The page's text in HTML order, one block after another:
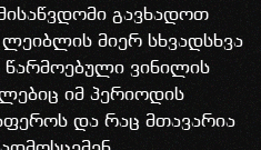
გავხადოთ
მიერ სხვადსხვა
წარმოებული ვინილის
იმ პერიოდის
და რაც მთავარია